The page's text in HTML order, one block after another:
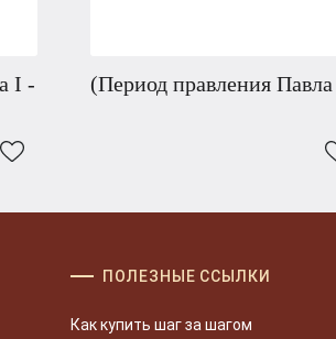
I - (Период правления
ПОЛЕЗНЫЕ ССЫЛКИ
Как купить шаг за шагом